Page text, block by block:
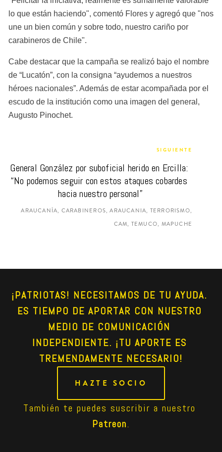
lo que están haciendo", comentó Flores y agregó que "nos
une un bien común y sobre todo, nuestro cariño por
carabineros de Chile".
Cabe destacar que la campaña se realizó bajo el nombre
de “Lucatón”, con la consigna “ayudemos a nuestros
héroes nacionales”. Además de estar acompañada por el
escudo de la institución como una imagen del general,
Augusto Pinochet.
SIGUIENTE
General González por suboficial herido en Ercilla:
“No podemos seguir con estos ataques cobardes
hacia nuestro personal”
ARAUCANÍA, CARABINEROS, ARAUCANIA, TERRORISMO,
CAM, TEMUCO, MAPUCHE
¡PATRIOTAS! NECESITAMOS DE TU AYUDA.
ES TIEMPO DE APORTAR CON NUESTRO
MEDIO DE COMUNICACIÓN
INDEPENDIENTE. ¡TU APORTE ES
TREMENDAMENTE NECESARIO!
HAZTE SOCIO
Patreon.